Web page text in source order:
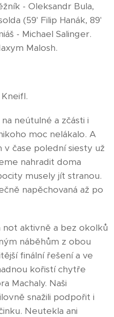
- Oleksandr Bula,
(59' Filip Hanák, 89'
- Michael Salinger.
Malosh.
neútulné a zčásti i
moc nelákalo. A
čase polední siesty už
nahradit doma
musely jít stranou.
napěchovaná až po
not aktivně a bez okolků
náběhům z obou
finální řešení a ve
kořistí chytře
Machaly. Naši
snažili podpořit i
Neutekla ani